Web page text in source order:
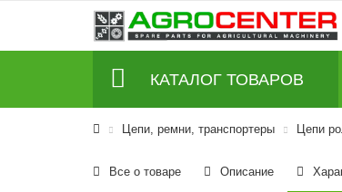
КАТАЛОГ ТОВАРОВ
Цепи, ремни, транспортеры Цепи
Все о товаре Описание